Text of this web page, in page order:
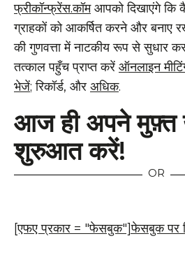
फ्रीकॉन्फ्रेंस.कॉमआपको दिखाएंगे
ग्राहकों को आकर्षित करने और
की गुणवत्ता में नाटकीय रूप से सुधार
तत्काल पहुँच प्राप्त करें ऑनलाइन
भेजें; रिकॉर्ड, और अधिक.
आज ही अपने मुफ़्त
शुरुआत करें!
OR
[एफए प्रकार = "फेसबुक"]फेसबुक पर